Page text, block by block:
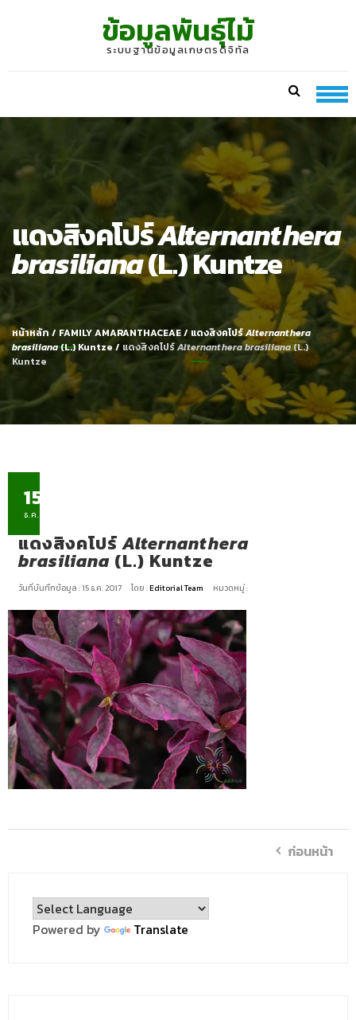
ข้อมูลพันธุ์ไม้
ระบบฐานข้อมูลเกษตรดิจิทัล
แดงสิงคโปร์Alternanthera
brasiliana(L.) Kuntze
หน้าหลัก / FAMILY AMARANTHACEAE/ แดงสิงคโปร์Alternanthera
brasiliana(L.) Kuntze / แดงสิงคโปร์Alternanthera brasiliana(L.)
Kuntze
15
ธ.ค.
แดงสิงคโปร์Alternanthera
brasiliana(L.) Kuntze
วันที่บันทึกข้อมูล : 15 ธ.ค. 2017 โดย :Editorial Team หมวดหมู่ :
ก่อนหน้า
Powered by Translate